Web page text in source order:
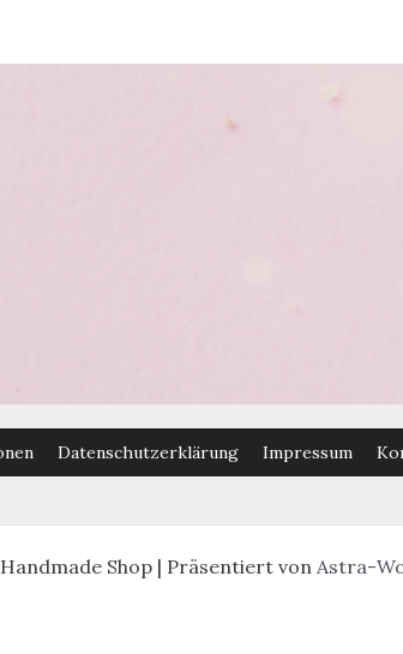
Datenschutzerklärung Impressum
Shop | Präsentiert von Astra-